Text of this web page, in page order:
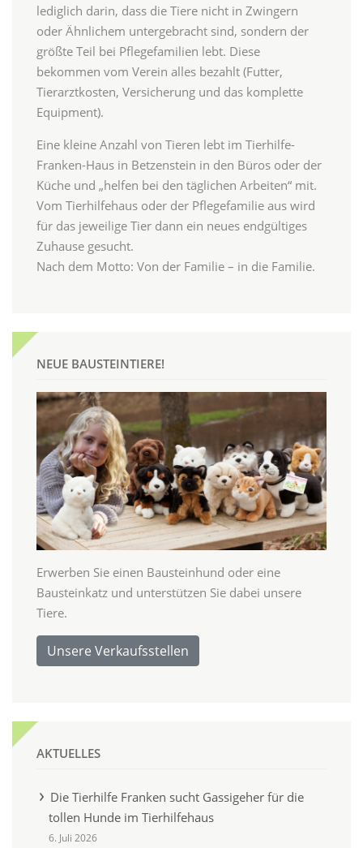
lediglich darin, dass die Tiere nicht in Zwingern
oder Ähnlichem untergebracht sind, sondern der
größte Teil bei Pflegefamilien lebt. Diese
bekommen vom Verein alles bezahlt (Futter,
Tierarztkosten, Versicherung und das komplette
Equipment).
Eine kleine Anzahl von Tieren lebt im Tierhilfe-
Franken-Haus in Betzenstein in den Büros oder der
Küche und „helfen bei den täglichen Arbeiten“ mit.
Vom Tierhilfehaus oder der Pflegefamilie aus wird
für das jeweilige Tier dann ein neues endgültiges
Zuhause gesucht.
Nach dem Motto: Von der Familie – in die Familie.
NEUE BAUSTEINTIERE!
Erwerben Sie einen Bausteinhund oder eine
Bausteinkatz und unterstützen Sie dabei unsere
Tiere.
Unsere Verkaufsstellen
AKTUELLES
Die Tierhilfe Franken sucht Gassigeher für die
tollen Hunde im Tierhilfehaus
6. Juli 2026